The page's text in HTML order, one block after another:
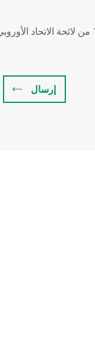
إرسال